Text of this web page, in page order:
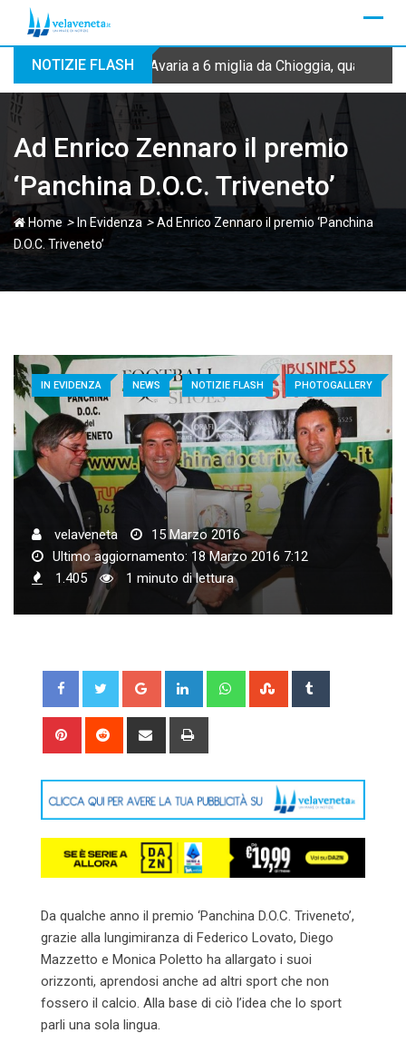
NOTIZIE FLASH Avaria a 6 miglia da Chioggia, quattro
Ad Enrico Zennaro il premio
‘Panchina D.O.C. Triveneto’
Home > In Evidenza>Ad Enrico Zennaro il premio ‘Panchina
D.O.C. Triveneto’
IN EVIDENZA NEWS NOTIZIE FLASH PHOTOGALLERY
velaveneta
15 Marzo 2016
Ultimo aggiornamento: 18 Marzo 2016 7:12
1.405
1 minuto di lettura
Google+ LinkedIn WhatsappStumbleUpon
Pinterest Reddit
Share
Da qualche anno il premio ‘Panchina D.O.C. Triveneto’,
grazie alla lungimiranza di Federico Lovato, Diego
Mazzetto e Monica Poletto ha allargato i suoi
orizzonti, aprendosi anche ad altri sport che non
fossero il calcio. Alla base di ciò l’idea che lo sport
parli una sola lingua.